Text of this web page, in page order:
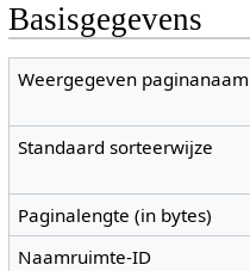
Basisgegevens
Weergegeven paginanaam
Standaard sorteerwijze
Paginalengte (in bytes)
Naamruimte-ID